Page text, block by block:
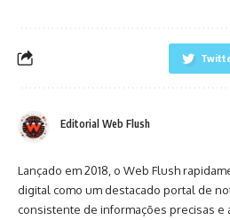
Editorial Web Flush
Lançado em 2018, o Web Flush
digital como um destacado portal de
consistente de informações precisas e